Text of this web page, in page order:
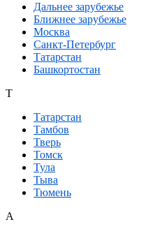
Дальнее зарубежье
Ближнее зарубежье
Москва
Санкт-Петербург
Татарстан
Башкортостан
Т
Татарстан
Тамбов
Тверь
Томск
Тула
Тыва
Тюмень
А